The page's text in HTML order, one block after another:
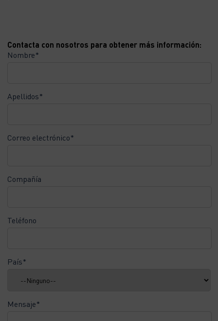
Contacta con nosotros para obtener más información:
Nombre*
Apellidos*
Correo electrónico*
Compañía
Teléfono
País*
Mensaje*